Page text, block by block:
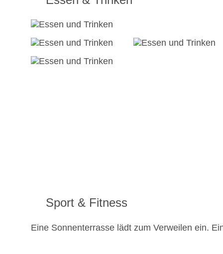
Sport & Fitness
Eine Sonnenterrasse lädt zum Verweilen ein.